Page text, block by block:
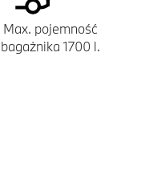
Max. pojemność
bagażnika 1700 l.